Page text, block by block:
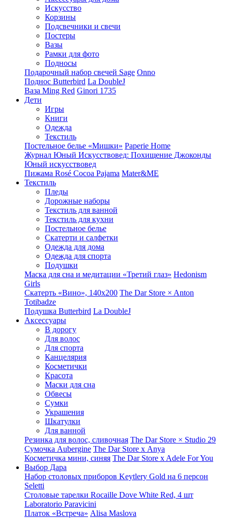
Искусство
Корзины
Подсвечники и свечи
Постеры
Вазы
Рамки для фото
Подносы
Подарочный набор свечей Sage Onno
Поднос Butterbird La DoubleJ
Ваза Ming Red Ginori 1735
Дети
Игры
Книги
Одежда
Текстиль
Постельное белье «Мишки» Paperie Home
Журнал Юный Искусствовед: Похищение Джоконды
Юный искусствовед
Пижама Rosé Cocoa Pajama Mater&ME
Текстиль
Пледы
Дорожные наборы
Текстиль для ванной
Текстиль для кухни
Постельное белье
Скатерти и салфетки
Одежда для дома
Одежда для спорта
Подушки
Маска для сна и медитации «Третий глаз» Hedonism
Girls
Скатерть «Вино», 140х200 The Dar Store × Anton
Totibadze
Подушка Butterbird La DoubleJ
Аксессуары
В дорогу
Для волос
Для спорта
Канцелярия
Косметички
Красота
Маски для сна
Обвесы
Сумки
Украшения
Шкатулки
Для ванной
Резинка для волос, сливочная The Dar Store × Studio 29
Сумочка Aubergine The Dar Store x Anya
Косметичка мини, синяя The Dar Store x Adele For You
Выбор Дара
Набор столовых приборов Keytlery Gold на 6 персон
Seletti
Столовые тарелки Rocaille Dove White Red, 4 шт
Laboratorio Paravicini
Платок «Встреча» Alisa Maslova